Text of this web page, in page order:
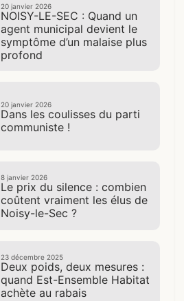
20 janvier 2026
NOISY-LE-SEC : Quand un
agent municipal devient le
symptôme d’un malaise plus
profond
20 janvier 2026
Dans les coulisses du parti
communiste !
8 janvier 2026
Le prix du silence : combien
coûtent vraiment les élus de
Noisy-le-Sec ?
23 décembre 2025
Deux poids, deux mesures :
quand Est-Ensemble Habitat
achète au rabais